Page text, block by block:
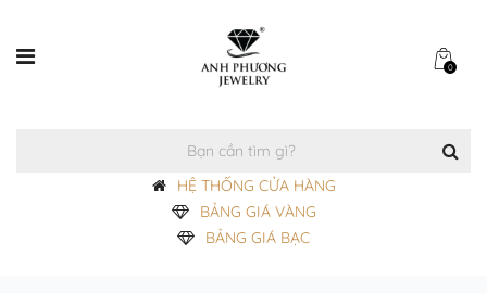
0
HỆ THỐNG CỬA HÀNG
BẢNG GIÁ VÀNG
BẢNG GIÁ BẠC